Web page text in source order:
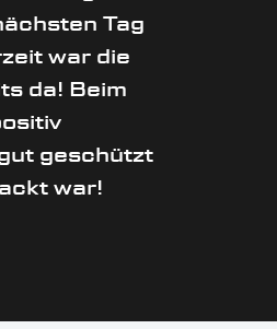
Tag
war die
da! Beim
geschützt
war!